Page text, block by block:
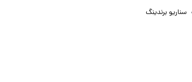
سناریو برندینگ